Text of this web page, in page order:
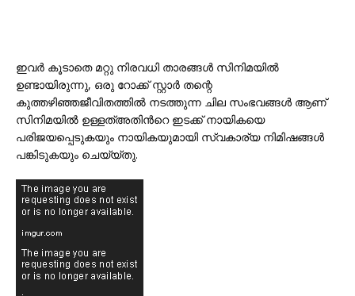
ഇവര്‍ കൂടാതെ മറ്റു നിരവധി താരങ്ങള്‍ സിനിമയില്‍
ഉണ്ടായിരുന്നു, ഒരു റോക്ക് സ്റ്റാര്‍ തന്റെ
കുത്തഴിഞ്ഞജീവിതത്തില്‍ നടത്തുന്ന ചില സംഭവങ്ങള്‍ ആണ്
സിനിമയില്‍ ഉള്ളത്അതിന്‍റെ ഇടക്ക് നായികയെ
പരിജയപ്പെടുകയും നായികയുമായി സ്വകാര്യ നിമിഷങ്ങള്‍
പങ്കിടുകയും ചെയ്യ്തു.